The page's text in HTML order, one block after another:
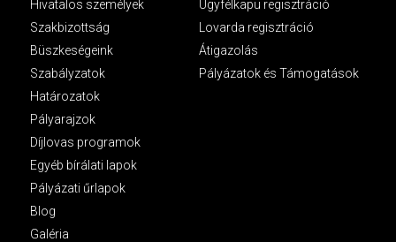
Hivatalos személyek
Szakbizottság
Büszkeségeink
Szabályzatok
Határozatok
Pályarajzok
Díjlovas programok
Egyéb bírálati lapok
Pályázati űrlapok
Blog
Galéria
Ügyfélkapu regisztráció
Lovarda regisztráció
Átigazolás
Pályázatok és Támogatások